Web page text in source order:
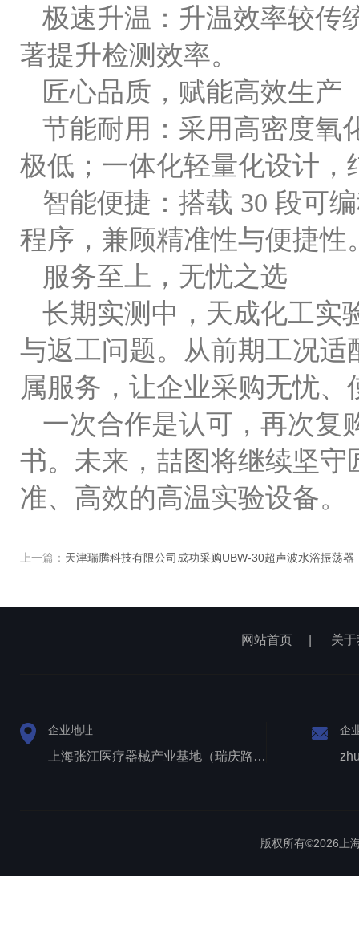
极速升温：升温效率较传
著提升检测效率。
匠心品质，赋能高效生产
节能耐用：采用高密度氧
极低；一体化轻量化设计
智能便捷：搭载 30 段可
程序，兼顾精准性与便捷性
服务至上，无忧之选
长期实测中，天成化工实
与返工问题。从前期工况
属服务，让企业采购无忧、
一次合作是认可，再次复
书。未来，喆图将继续坚
准、高效的高温实验设备。
上一篇： 天津瑞腾科技有限公司成功采购UBW-30超声波水浴振荡器
网站首页 关
企业地址
上海张江医疗器械产业基地（瑞庆路528号）
企
版权所有©2026